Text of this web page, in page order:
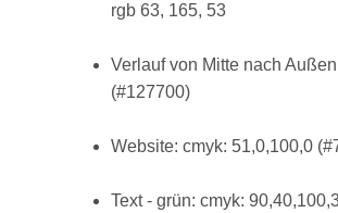
rgb 63, 165, 53
Verlauf von Mitte nach
(#127700)
Website: cmyk: 51,0,100,0
Text - grün: cmyk: